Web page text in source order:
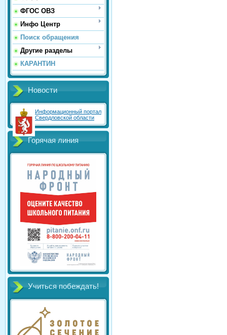
ФГОС ОВЗ
Инфо Центр
Поиск обращения
Другие разделы
КАРАНТИН
Новости
Информационный портал
Свердловской области
Горячая линия
Учиться побеждать!